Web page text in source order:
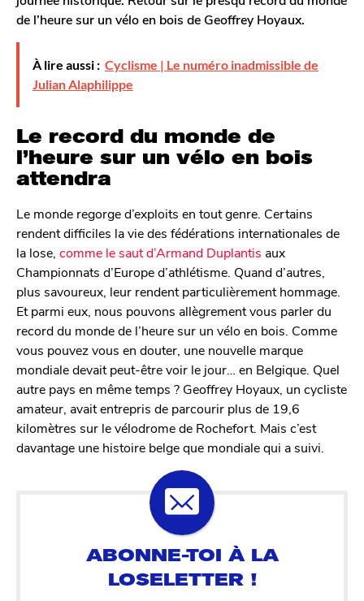
a
r
o
n
de l’heure sur un vélo en bois de Geoffrey Hoyaux.
À lire aussi : Cyclisme | Le numéro inadmissible de
Julian Alaphilippe
Le record du monde de
l’heure sur un vélo en bois
attendra
Le monde regorge d’exploits en tout genre. Certains
rendent difficiles la vie des fédérations internationales de
la lose, comme le saut d’Armand Duplantis aux
Championnats d’Europe d’athlétisme. Quand d’autres,
plus savoureux, leur rendent particulièrement hommage.
Et parmi eux, nous pouvons allègrement vous parler du
record du monde de l’heure sur un vélo en bois. Comme
vous pouvez vous en douter, une nouvelle marque
mondiale devait peut-être voir le jour… en Belgique. Quel
autre pays en même temps ? Geoffrey Hoyaux, un cycliste
amateur, avait entrepris de parcourir plus de 19,6
kilomètres sur le vélodrome de Rochefort. Mais c’est
davantage une histoire belge que mondiale qui a suivi.